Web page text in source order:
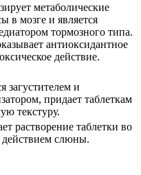
метаболические
в мозге и является
тормозного типа.
антиоксидантное
действие.
загустителем и
придает таблеткам
текстуру.
растворение таблетки во
действием слюны.